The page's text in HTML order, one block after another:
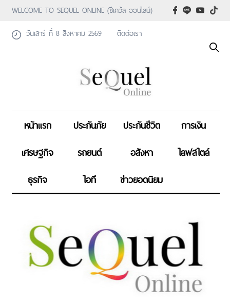
WELCOME TO SEQUEL ONLINE (ซีเคว้ล ออนไลน์)
วันเสาร์ ที่ 8 สิงหาคม 2569
ติดต่อเรา
หน้าแรก ประกันภัย ประกันชีวิต
การเงิน
เศรษฐกิจ
รถยนต์ อสังหา
ไลฟสไตล์
ธุรกิจ
ไอที ข่าวยอดนิยม